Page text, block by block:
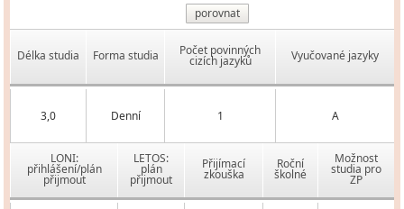
porovnat
Délka studia Forma studia Počet povinných
cizích jazyků Vyučované jazyky
3,0 Denní 1 A
LONI:
přihlášení/plán
přijmout
LETOS:
plán
přijmout
Přijímací
zkouška
Roční
školné
Možnost
studia pro
ZP